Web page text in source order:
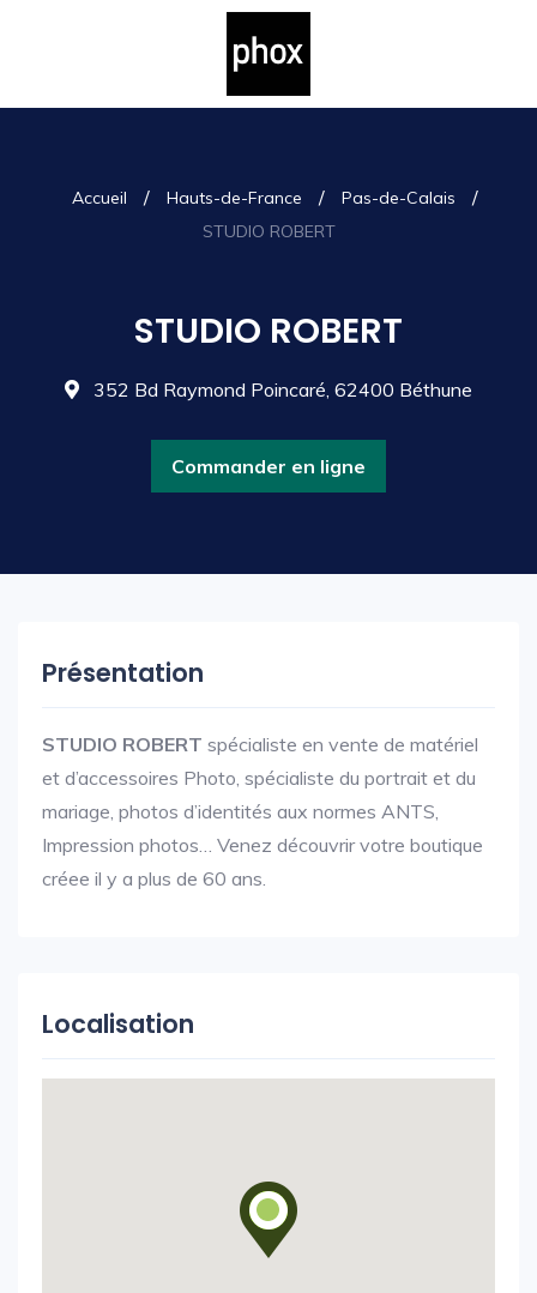
Accueil / Hauts-de-France / Pas-de-Calais /
STUDIO ROBERT
STUDIO ROBERT
352 Bd Raymond Poincaré, 62400 Béthune
Commander en ligne
Présentation
STUDIO ROBERT spécialiste en vente de matériel
et d’accessoires Photo, spécialiste du portrait et du
mariage, photos d’identités aux normes ANTS,
Impression photos… Venez découvrir votre boutique
créee il y a plus de 60 ans.
Localisation